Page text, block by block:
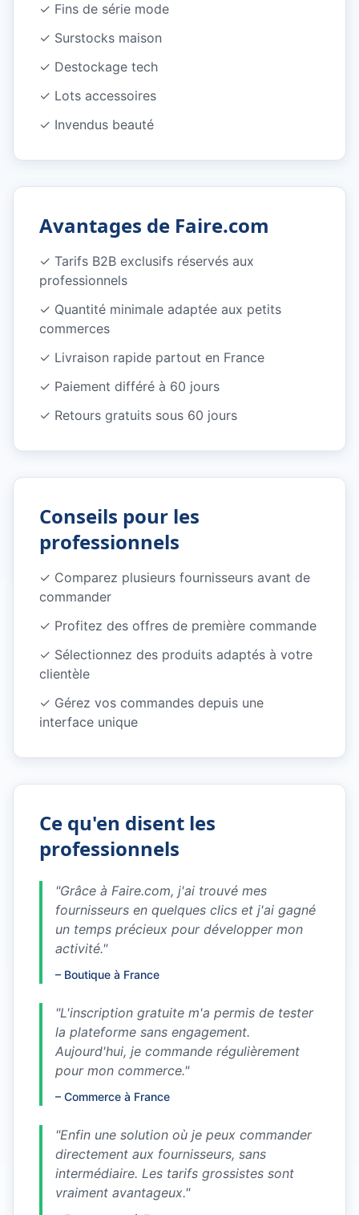
✓ Fins de série mode
✓ Surstocks maison
✓ Destockage tech
✓ Lots accessoires
✓ Invendus beauté
Avantages de Faire.com
✓ Tarifs B2B exclusifs réservés aux
professionnels
✓ Quantité minimale adaptée aux petits
commerces
✓ Livraison rapide partout en France
✓ Paiement différé à 60 jours
✓ Retours gratuits sous 60 jours
Conseils pour les
professionnels
✓ Comparez plusieurs fournisseurs avant de
commander
✓ Profitez des offres de première commande
✓ Sélectionnez des produits adaptés à votre
clientèle
✓ Gérez vos commandes depuis une
interface unique
Ce qu'en disent les
professionnels
"Grâce à Faire.com, j'ai trouvé mes
fournisseurs en quelques clics et j'ai gagné
un temps précieux pour développer mon
activité."
– Boutique à France
"L'inscription gratuite m'a permis de tester
la plateforme sans engagement.
Aujourd'hui, je commande régulièrement
pour mon commerce."
– Commerce à France
"Enfin une solution où je peux commander
directement aux fournisseurs, sans
intermédiaire. Les tarifs grossistes sont
vraiment avantageux."